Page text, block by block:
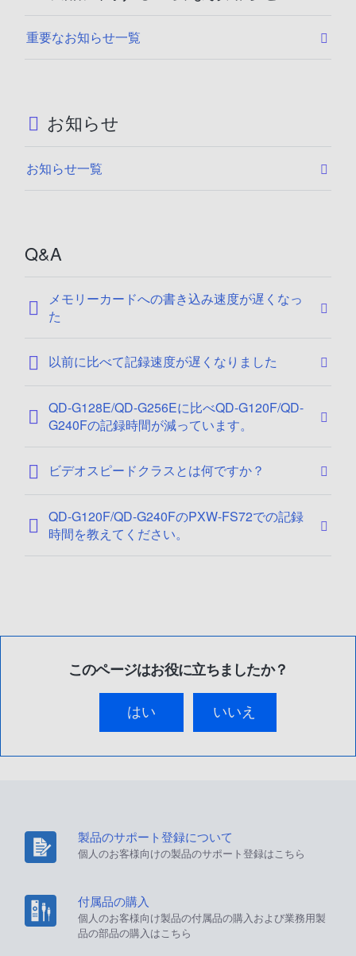
重要なお知らせ一覧
お知らせ
お知らせ一覧
Q&A
メモリーカードへの書き込み速度が遅くなっ
た
以前に比べて記録速度が遅くなりました
QD-G128E/QD-G256Eに比べQD-G120F/QD-
G240Fの記録時間が減っています。
ビデオスピードクラスとは何ですか？
QD-G120F/QD-G240FのPXW-FS72での記録
時間を教えてください。
このページはお役に立ちましたか？
はい いいえ
製品のサポート登録について
個人のお客様向けの製品のサポート登録はこちら
付属品の購入
個人のお客様向け製品の付属品の購入および業務用製
品の部品の購入はこちら